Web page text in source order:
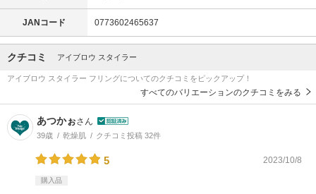
JANコード 0773602465637
クチコミ アイブロウ スタイラー
アイブロウ スタイラー フリングについてのクチコミをピックアップ！
すべてのバリエーションのクチコミをみる
あつかぉさん
39歳 乾燥肌 クチコミ投稿 32件
5 2023/10/8
購入品